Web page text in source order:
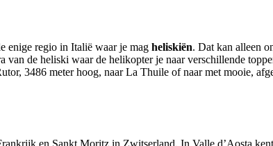
enige regio in Italië waar je mag heliskiën. Dat kan alleen
de heliski waar de helikopter je naar verschillende
3486 meter hoog, naar La Thuile of naar met mooie,